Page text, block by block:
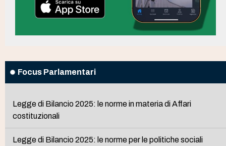
Focus Parlamentari
Legge di Bilancio 2025: le norme in materia di Affari
costituzionali
Legge di Bilancio 2025: le norme per le politiche sociali